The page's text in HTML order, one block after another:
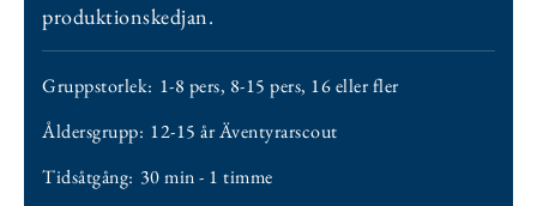
produktionskedjan.
Gruppstorlek: 1-8 pers, 8-15 pers, 16 eller fler
Åldersgrupp: 12-15 år Äventyrarscout
Tidsåtgång: 30 min - 1 timme